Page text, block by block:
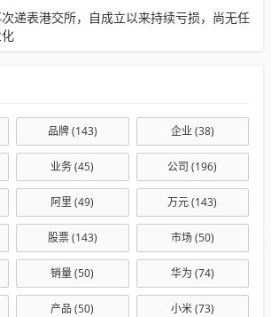
递表港交所，自成立以来持续亏损，尚无任
品牌(143) 企业(38)
业务(45) 公司 (196)
阿里 (49) 万元(143)
股票(143) 市场(50)
销量(50) 华为 (74)
产品 (50) 小米(73)